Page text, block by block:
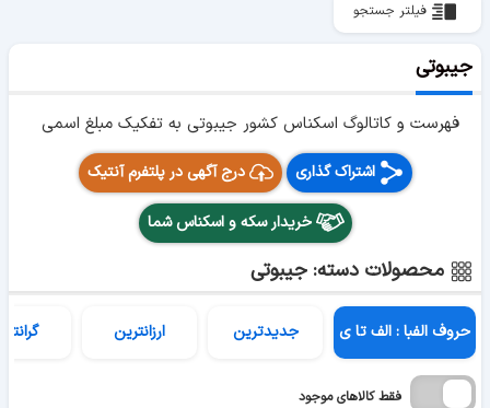
فیلتر جستجو
جیبوتی
فهرست و کاتالوگ اسکناس کشور جیبوتی به تفکیک مبلغ اسمی
اشتراک گذاری درج آگهی در پلتفرم آنتیک
خریدار سکه و اسکناس شما
محصولات دسته: جیبوتی
حروف الفبا : الف تا ی جدیدترین ارزانترین
فقط کالاهای موجود